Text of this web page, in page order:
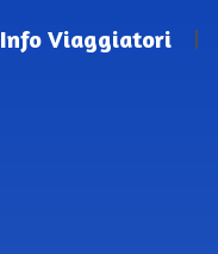
Info Viaggiatori